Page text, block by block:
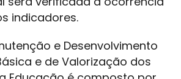
indicadores.
e Desenvolvimento
e de Valorização dos